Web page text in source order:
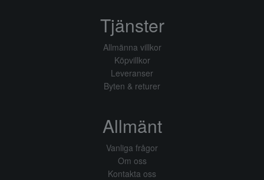
Tjänster
Allmänna villkor
Köpvillkor
Leveranser
Byten & returer
Allmänt
Vanliga frågor
Om oss
Kontakta oss